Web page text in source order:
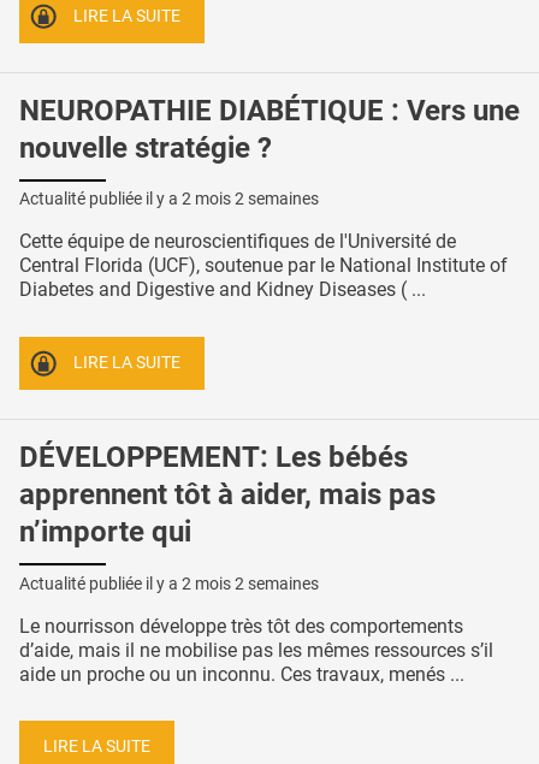
LIRE LA SUITE
NEUROPATHIE DIABÉTIQUE : Vers une
nouvelle stratégie ?
Actualité publiée il y a 2 mois 2 semaines
Cette équipe de neuroscientifiques de l'Université de
Central Florida (UCF), soutenue par le National Institute of
Diabetes and Digestive and Kidney Diseases ( ...
LIRE LA SUITE
DÉVELOPPEMENT: Les bébés
apprennent tôt à aider, mais pas
n’importe qui
Actualité publiée il y a 2 mois 2 semaines
Le nourrisson développe très tôt des comportements
d’aide, mais il ne mobilise pas les mêmes ressources s’il
aide un proche ou un inconnu. Ces travaux, menés ...
LIRE LA SUITE